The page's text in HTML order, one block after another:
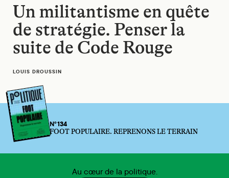
Un militantisme en quête
de stratégie. Penser la
suite de Code Rouge
LOUIS DROUSSIN
N°134
FOOT POPULAIRE. REPRENONS LE TERRAIN
Au cœur de la politique.